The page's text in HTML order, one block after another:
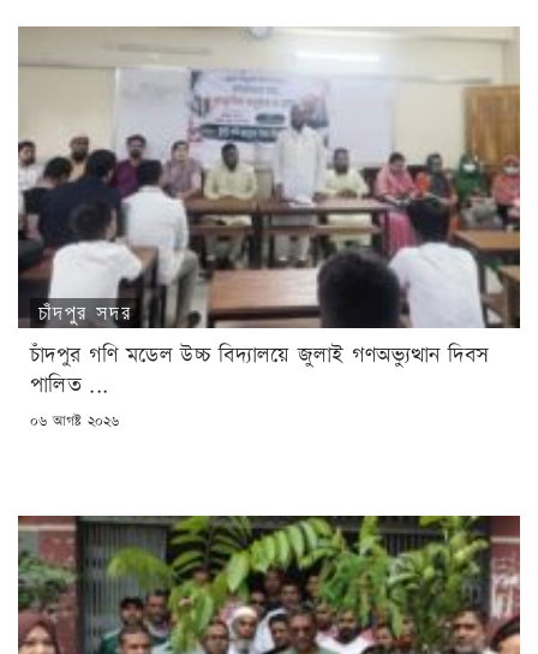
চাঁদপুর সদর
চাঁদপুর গণি মডেল উচ্চ বিদ্যালয়ে জুলাই গণঅভ্যুত্থান দিবস
পালিত ...
POSTED
০৬ আগষ্ট ২০২৬